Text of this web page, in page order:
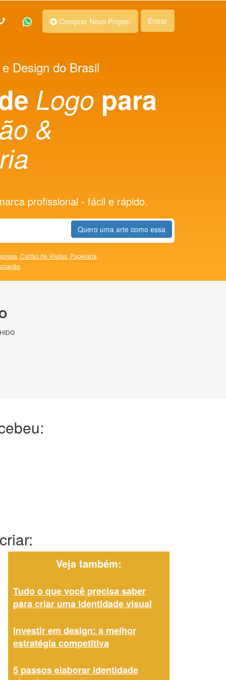
Comprar Novo Projeto Entrar
Design do Brasil
Logo para
&
profissional - fácil e rápido.
Quero uma arte como essa
Cartão de Visitas, Papelaria,
Veja também:
Tudo o que você precisa saber
para criar uma identidade visual
Investir em design: a melhor
estratégia competitiva
5 passos elaborar identidade